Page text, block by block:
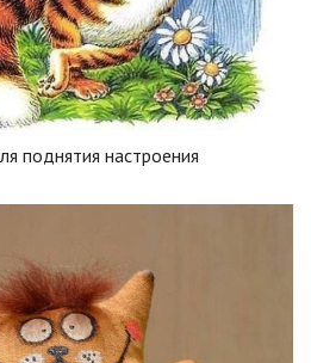
поднятия настроения